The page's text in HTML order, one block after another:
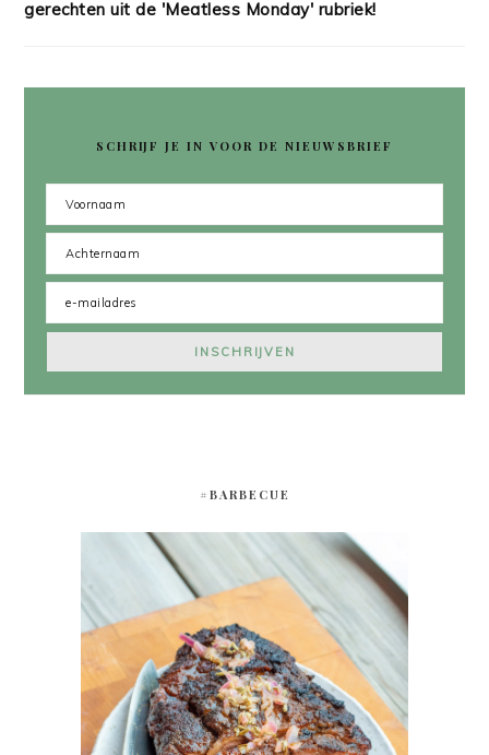
gerechten uit de 'Meatless Monday' rubriek!
SCHRIJF JE IN VOOR DE NIEUWSBRIEF
#BARBECUE